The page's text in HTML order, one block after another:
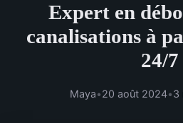
Expert en
canalisations à
24/7
Maya•20 août 2024•3